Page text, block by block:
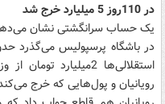
در 110روز 5 میلیارد خرج شد
استقلالی‌ها 2میلیارد
رویانیان و پول‌هایی که خرج